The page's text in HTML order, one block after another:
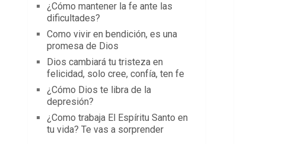
¿Cómo mantener la fe ante las
dificultades?
Como vivir en bendición, es una
promesa de Dios
Dios cambiará tu tristeza en
felicidad, solo cree, confía, ten fe
¿Cómo Dios te libra de la
depresión?
¿Como trabaja El Espíritu Santo en
tu vida? Te vas a sorprender